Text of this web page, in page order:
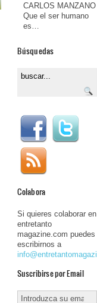
CARLOS MANZANO
Que el ser humano
es…
Búsquedas
Colabora
Si quieres colaborar en
entretanto
magazine.com puedes
escribirnos a
Suscribirse por Email